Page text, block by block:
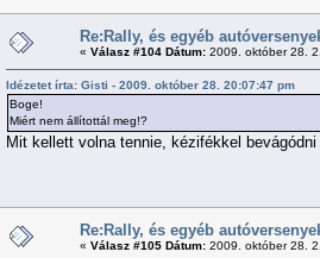
Re:Rally, és egyéb
« Válasz #104 Dátum: 2009. október 28.
Idézetet írta: Gisti - 2009. október 28. 20:07:47 pm
Boge!
Miért nem állítottál meg!?
Mit kellett volna tennie, kézifékkel
Re:Rally, és egyéb
« Válasz #105 Dátum: 2009. október 28.